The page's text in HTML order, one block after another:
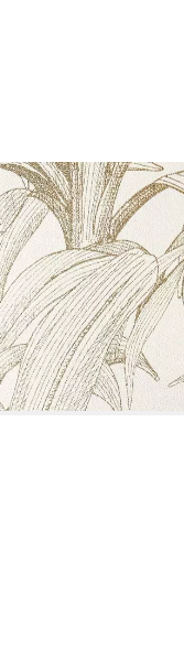
Tapete Mustertapete
Weiß Tapete
Gold Tropisch
Küche,
bei dir